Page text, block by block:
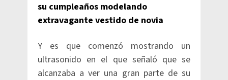
su cumpleaños modelando
extravagante vestido de novia
Y es que comenzó mostrando un
ultrasonido en el que señaló que se
alcanzaba a ver una gran parte de su